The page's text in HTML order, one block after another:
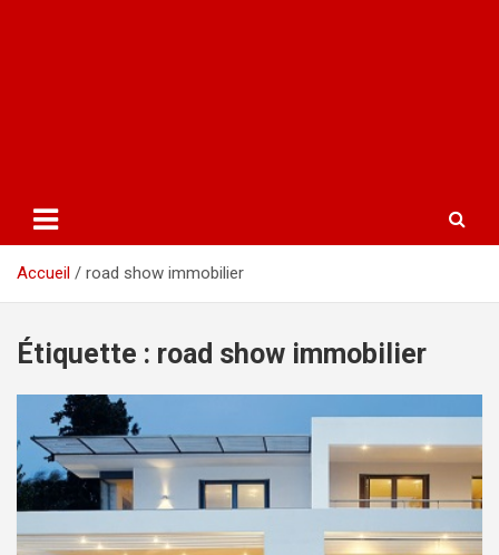
Accueil road show immobilier
Étiquette : road show immobilier